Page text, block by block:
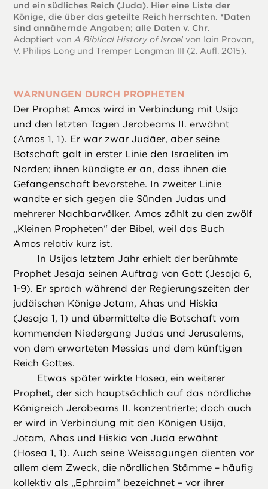
und ein südliches Reich (Juda). Hier eine Liste der
Könige, die über das geteilte Reich herrschten. *Daten
sind annähernde Angaben; alle Daten v. Chr.
Adaptiert vonA Biblical History of Israel von Iain Provan,
V. Philips Long und Tremper Longman III (2. Aufl. 2015).
WARNUNGEN DURCH PROPHETEN
Der Prophet Amos wird in Verbindung mit Usija
und den letzten Tagen Jerobeams II. erwähnt
(Amos 1, 1). Er war zwar Judäer, aber seine
Botschaft galt in erster Linie den Israeliten im
Norden; ihnen kündigte er an, dass ihnen die
Gefangenschaft bevorstehe. In zweiter Linie
wandte er sich gegen die Sünden Judas und
mehrerer Nachbarvölker. Amos zählt zu den zwölf
„Kleinen Propheten“ der Bibel, weil das Buch
Amos relativ kurz ist.
In Usijas letztem Jahr erhielt der berühmte
Prophet Jesaja seinen Auftrag von Gott (Jesaja 6,
1-9). Er sprach während der Regierungszeiten der
judäischen Könige Jotam, Ahas und Hiskia
(Jesaja 1, 1) und übermittelte die Botschaft vom
kommenden Niedergang Judas und Jerusalems,
von dem erwarteten Messias und dem künftigen
Reich Gottes.
Etwas später wirkte Hosea, ein weiterer
Prophet, der sich hauptsächlich auf das nördliche
Königreich Jerobeams II. konzentrierte; doch auch
er wird in Verbindung mit den Königen Usija,
Jotam, Ahas und Hiskia von Juda erwähnt
(Hosea 1, 1). Auch seine Weissagungen dienten vor
allem dem Zweck, die nördlichen Stämme – häufig
kollektiv als „Ephraim“ bezeichnet – vor ihrer